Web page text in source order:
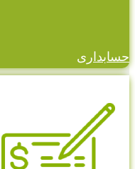
حسابداری